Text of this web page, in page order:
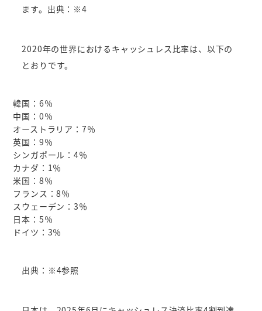
ます。出典：※4
2020年の世界におけるキャッシュレス比率は、以下の
とおりです。
韓国：6％
中国：0％
オーストラリア：7％
英国：9％
シンガポール：4％
カナダ：1％
米国：8％
フランス：8％
スウェーデン：3％
日本：5％
ドイツ：3％
出典：※4参照